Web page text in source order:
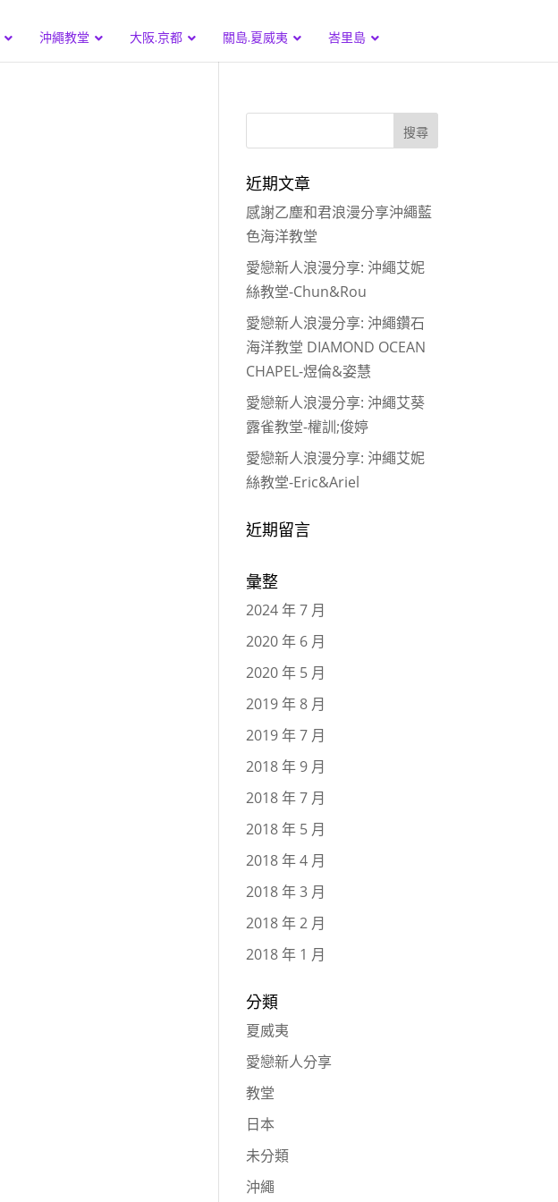
沖繩教堂 大阪.京都 關島.夏威夷 峇里島
近期文章
感謝乙塵和君浪漫分享沖繩藍
色海洋教堂
愛戀新人浪漫分享: 沖繩艾妮
絲教堂-Chun&Rou
愛戀新人浪漫分享: 沖繩鑽石
海洋教堂 DIAMOND OCEAN
CHAPEL-煜倫&姿慧
愛戀新人浪漫分享: 沖繩艾葵
露雀教堂-權訓;俊婷
愛戀新人浪漫分享: 沖繩艾妮
絲教堂-Eric&Ariel
近期留言
彙整
2024 年 7 月
2020 年 6 月
2020 年 5 月
2019 年 8 月
2019 年 7 月
2018 年 9 月
2018 年 7 月
2018 年 5 月
2018 年 4 月
2018 年 3 月
2018 年 2 月
2018 年 1 月
分類
夏威夷
愛戀新人分享
教堂
日本
未分類
沖繩